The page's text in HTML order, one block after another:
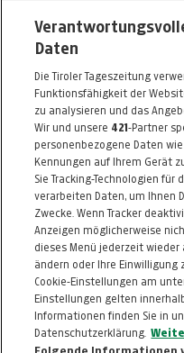
EAK Fitness GmbH ALFA
Innrain 143
6020 Innsbruck
Telefon: 0512 / 56040412
E-Mail:
Alle Artikel des
Informationen zum
FAQ HILFE
KONTAKT
Daten
Die Tiroler Tageszeitung
Funktionsfähigkeit der
zu analysieren und das
Wir und unsere 421-Partner
personenbezogene Daten
Kennungen auf Ihrem Gerät
Sie Tracking-Technologien für
verarbeiten Daten, um Ihnen
Zwecke. Wenn Tracker
Anzeigen möglicherweise
dieses Menü jederzeit wieder
ändern oder Ihre Einwilligung
Cookie-Einstellungen am
Einstellungen gelten
Informationen finden Sie in
Datenschutzerklärung.